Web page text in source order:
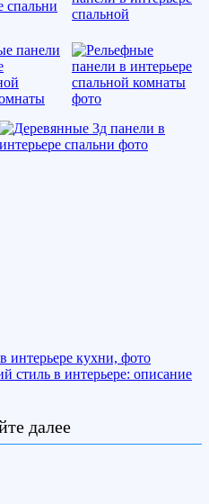
интерьере кухни, фото
стиль в интерьере: описание
далее